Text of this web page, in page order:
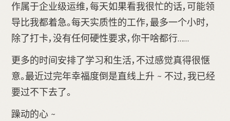
作属于企业级运维，每天如果看我很忙的话，可能领
导比我都着急。每天实质性的工作，最多一个小时，
除了打卡，没有任何硬性要求，你干啥都行……
更多的时间安排了学习和生活，不过感觉真得很惬
意。最近过完年幸福度倒是直线上升 ~ 不过，我已经
要过不下去了。
躁动的心 ~